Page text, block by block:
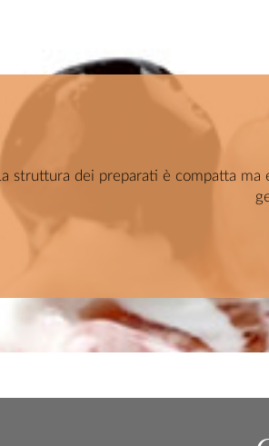
La struttura dei preparati è compatta